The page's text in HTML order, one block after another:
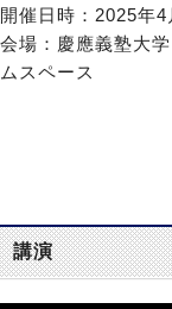
開催日時：2025年
会場：慶應義塾大
ムスペース
講演